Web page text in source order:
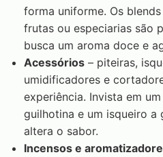
forma uniforme. Os
frutas ou especiarias são
busca um aroma doce e
Acessórios – piteiras,
umidificadores e
experiência. Invista em
guilhotina e um isqueiro a
altera o sabor.
Incensos e